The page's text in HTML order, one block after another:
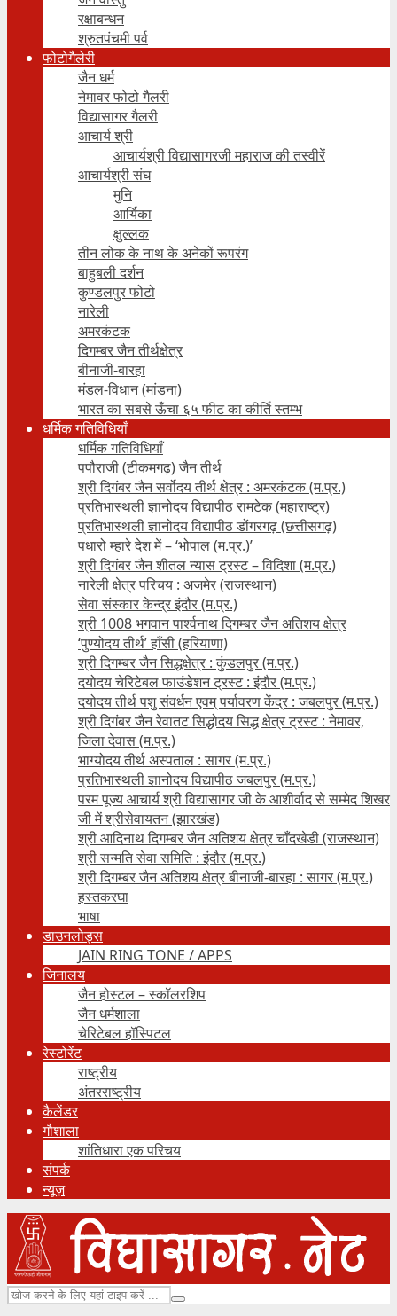
रक्षाबन्धन
श्रुतपंचमी पर्व
फोटोगैलेरी
जैन धर्म
नेमावर फोटो गैलरी
विद्यासागर गैलरी
आचार्य श्री
आचार्यश्री विद्यासागरजी महाराज की तस्वीरें
आचार्यश्री संघ
मुनि
आर्यिका
क्षुल्लक
तीन लोक के नाथ के अनेकों रूपरंग
बाहुबली दर्शन
कुण्डलपुर फोटो
नारेली
अमरकंटक
दिगम्बर जैन तीर्थक्षेत्र
बीनाजी-बारहा
मंडल-विधान (मांडना)
भारत का सबसे ऊँचा ६५ फीट का कीर्ति स्तम्भ
धर्मिक गतिविधियाँ
धर्मिक गतिविधियाँ
पपौराजी (टीकमगढ़) जैन तीर्थ
श्री दिगंबर जैन सर्वोदय तीर्थ क्षेत्र : अमरकंटक (म.प्र.)
प्रतिभास्थली ज्ञानोदय विद्यापीठ रामटेक (महाराष्ट्र)
प्रतिभास्थली ज्ञानोदय विद्यापीठ डोंगरगढ़ (छत्तीसगढ़)
पधारो म्हारे देश में – ‘भोपाल (म.प्र.)’
श्री दिगंबर जैन शीतल न्यास ट्रस्ट – विदिशा (म.प्र.)
नारेली क्षेत्र परिचय : अजमेर (राजस्थान)
सेवा संस्कार केन्द्र इंदौर (म.प्र.)
श्री 1008 भगवान पार्श्वनाथ दिगम्बर जैन अतिशय क्षे‍त्र
‘पुण्योदय तीर्थ’ हाँसी (हरियाणा)
श्री दिगम्बर जैन सिद्धक्षेत्र : कुंडलपुर (म.प्र.)
दयोदय चेरिटेबल फाउंडेशन ट्रस्ट : इंदौर (म.प्र.)
दयोदय तीर्थ पशु संवर्धन एवम्‌ पर्यावरण केंद्र : जबलपुर (म.प्र.)
श्री दिगंबर जैन रेवातट सिद्धोदय सिद्ध क्षेत्र ट्रस्ट : नेमावर,
जिला देवास (म.प्र.)
भाग्योदय तीर्थ अस्पताल : सागर (म.प्र.)
प्रतिभास्थली ज्ञानोदय विद्यापीठ जबलपुर (म.प्र.)
परम पूज्य आचार्य श्री विद्यासागर जी के आशीर्वाद से सम्मेद शिखर
जी में श्रीसेवायतन (झारखंड)
श्री आदिनाथ दिगम्बर जैन अतिशय क्षेत्र चाँदखेडी (राजस्थान)
श्री सन्मति सेवा समिति : इंदौर (म.प्र.)
श्री दिगम्बर जैन अतिशय क्षेत्र बीनाजी-बारहा : सागर (म.प्र.)
हस्तकरघा
भाषा
डाउनलोड्स
JAIN RING TONE / APPS
जिनालय
जैन होस्टल – स्कॉलरशिप
जैन धर्मशाला
चेरिटेबल हॉस्पिटल
रेस्टोरेंट
राष्ट्रीय
अंतरराष्ट्रीय
कैलेंडर
गौशाला
शांतिधारा एक परिचय
संपर्क
न्यूज़